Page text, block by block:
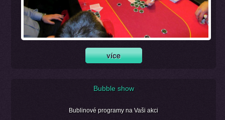
Bubble show
Bublinové programy na Vaši akci